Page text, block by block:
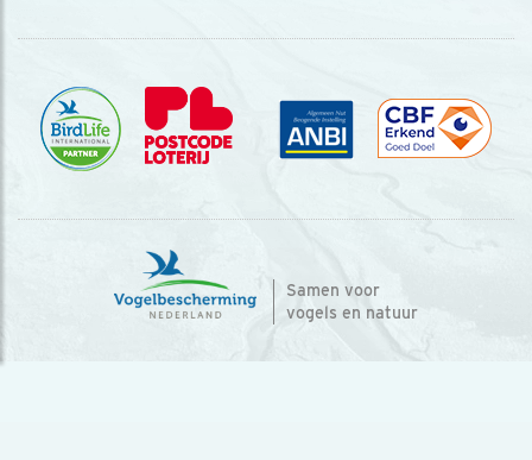
Samen voor
vogels en natuur